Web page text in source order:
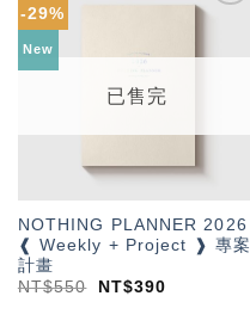
-29%
New
望輕
已售完
NOTHING PLANNER 2026
❰ Weekly + Project ❱ 專案
計畫
NT$550 NT$390